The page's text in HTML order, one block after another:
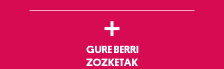
+
GURE BERRI
ZOZKETAK